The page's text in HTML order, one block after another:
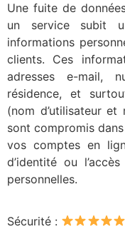
Une fuite de
un service subit
informations
clients. Ces
adresses e-mail,
résidence, et
(nom d’utilisateur
sont compromis
vos comptes en
d’identité ou
personnelles.
Sécurité :